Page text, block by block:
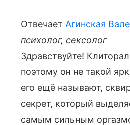
Отвечает Агинская
психолог, сексолог
Здравствуйте!
поэтому он не такой
его ещё называют,
секрет, который
самым сильным